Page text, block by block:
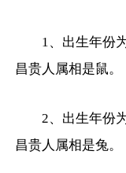
1、出生年份
昌贵人属相是鼠。
2、出生年份
昌贵人属相是兔。